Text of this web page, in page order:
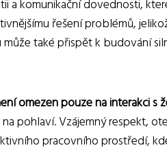
a komunikační dovednosti,
řešení problémů,
také přispět k budování
omezen pouze na interakci s
pohlaví. Vzájemný respekt,
pracovního prostředí,